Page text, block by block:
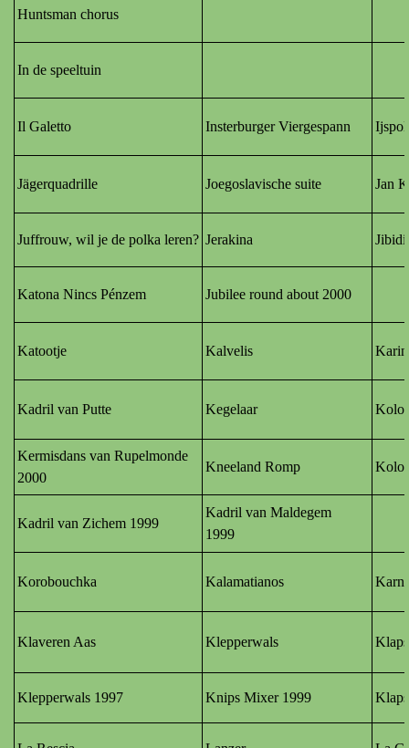
Huntsman chorus
In de speeltuin
Il Galetto Insterburger Viergespann
Jägerquadrille Joegoslavische suite Jan
Juffrouw, wil je de polka leren? Jerakina Jibidi
Katona Nincs Pénzem Jubilee round about 2000
Katootje Kalvelis
Kadril van Putte Kegelaar
Kermisdans van Rupelmonde
2000
Kneeland Romp
Kadril van Zichem 1999
Kadril van Maldegem
1999
Korobouchka Kalamatianos
Klaveren Aas Klepperwals
Klepperwals 1997 Knips Mixer 1999